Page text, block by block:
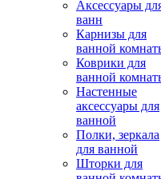
Аксессуары
ванн
Карнизы для
ванной
Коврики для
ванной
Настенные
аксессуары для
ванной
Полки, зеркала
для ванной
Шторки для